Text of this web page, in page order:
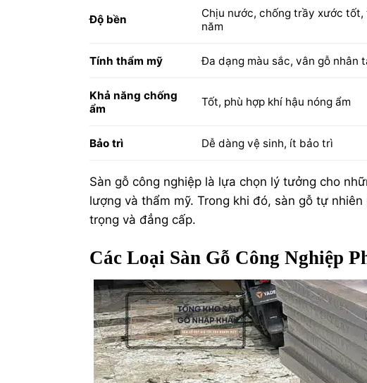
Độ bền
Chịu nước, chống trầy xước tốt,
năm
Tính thẩm mỹ Đa dạng màu sắc, vân gỗ nhân
Khả năng chống
ẩm
Tốt, phù hợp khí hậu nóng ẩm
Bảo trì Dễ dàng vệ sinh, ít bảo trì
Sàn gỗ công nghiệp là lựa chọn lý tưởng cho
lượng và thẩm mỹ. Trong khi đó, sàn gỗ tự
trọng và đẳng cấp.
Các Loại Sàn Gỗ Công Nghiệp